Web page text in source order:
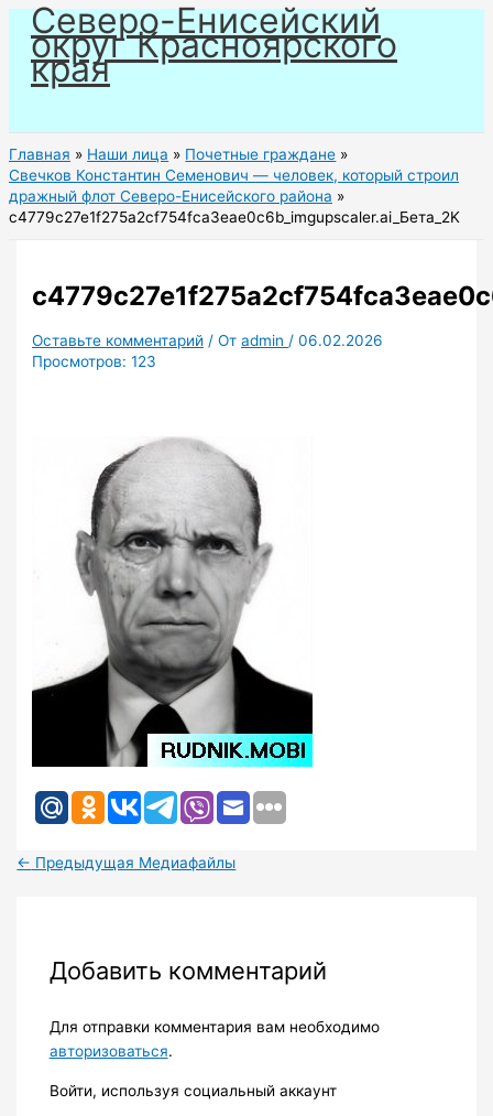
Перейти
содержимому
Северо-Енисейский
округ Красноярского
края
Главная Наши лица
Почетные граждане
Свечков Константин Семенович — человек, который строил
дражный флот Северо-Енисейского района
c4779c27e1f275a2cf754fca3eae0c6b_imgupscaler.ai_Бета_2K
Оставьте комментарий / Отadmin /06.02.2026
Просмотров: 123
← Предыдущая Медиафайлы
Добавить комментарий
Для отправки комментария вам необходимо
авторизоваться.
Войти, используя социальный аккаунт